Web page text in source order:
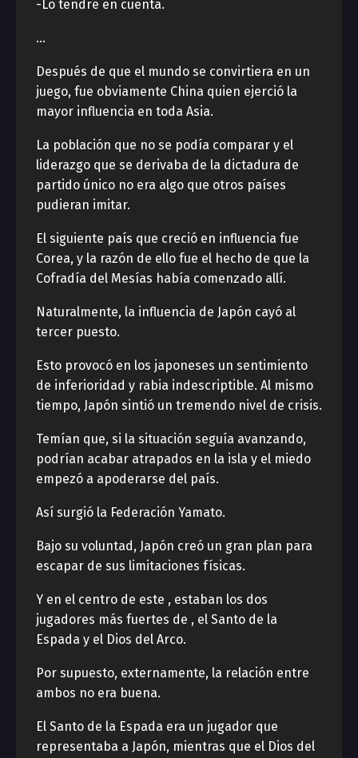
-Lo tendré en cuenta.
…
Después de que el mundo se convirtiera en un
juego, fue obviamente China quien ejerció la
mayor influencia en toda Asia.
La población que no se podía comparar y el
liderazgo que se derivaba de la dictadura de
partido único no era algo que otros países
pudieran imitar.
El siguiente país que creció en influencia fue
Corea, y la razón de ello fue el hecho de que la
Cofradía del Mesías había comenzado allí.
Naturalmente, la influencia de Japón cayó al
tercer puesto.
Esto provocó en los japoneses un sentimiento
de inferioridad y rabia indescriptible. Al mismo
tiempo, Japón sintió un tremendo nivel de crisis.
Temían que, si la situación seguía avanzando,
podrían acabar atrapados en la isla y el miedo
empezó a apoderarse del país.
Así surgió la Federación Yamato.
Bajo su voluntad, Japón creó un gran plan para
escapar de sus limitaciones físicas.
Y en el centro de este , estaban los dos
jugadores más fuertes de , el Santo de la
Espada y el Dios del Arco.
Por supuesto, externamente, la relación entre
ambos no era buena.
El Santo de la Espada era un jugador que
representaba a Japón, mientras que el Dios del